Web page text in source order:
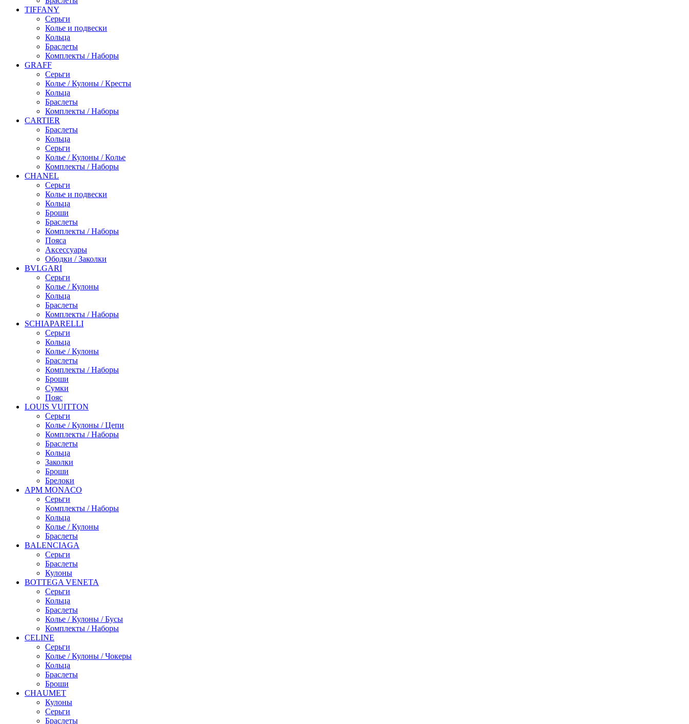
TIFFANY
Серьги
Колье и подвески
Кольца
Браслеты
Комплекты / Наборы
GRAFF
Серьги
Колье / Кулоны / Кресты
Кольца
Браслеты
Комплекты / Наборы
CARTIER
Браслеты
Кольца
Серьги
Колье / Кулоны / Колье
Комплекты / Наборы
CHANEL
Серьги
Колье и подвески
Кольца
Броши
Браслеты
Комплекты / Наборы
Пояса
Аксессуары
Ободки / Заколки
BVLGARI
Серьги
Колье / Кулоны
Кольца
Браслеты
Комплекты / Наборы
SCHIAPARELLI
Серьги
Кольца
Колье / Кулоны
Браслеты
Комплекты / Наборы
Броши
Сумки
Пояс
LOUIS VUITTON
Серьги
Колье / Кулоны / Цепи
Комплекты / Наборы
Браслеты
Кольца
Заколки
Броши
Брелоки
APM MONACO
Серьги
Комплекты / Наборы
Кольца
Колье / Кулоны
Браслеты
BALENCIAGA
Серьги
Браслеты
Кулоны
BOTTEGA VENETA
Серьги
Кольца
Браслеты
Колье / Кулоны / Бусы
Комплекты / Наборы
CELINE
Серьги
Колье / Кулоны / Чокеры
Кольца
Браслеты
Броши
CHAUMET
Кулоны
Серьги
Браслеты